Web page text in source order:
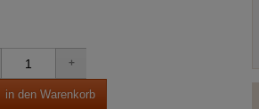
in den Warenkorb